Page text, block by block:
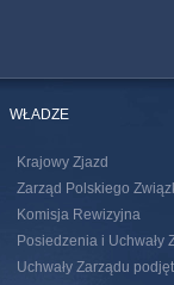
WŁADZE
Krajowy Zjazd
Zarząd Polskiego
Komisja Rewizyjna
Posiedzenia i Uchwały
Uchwały Zarządu